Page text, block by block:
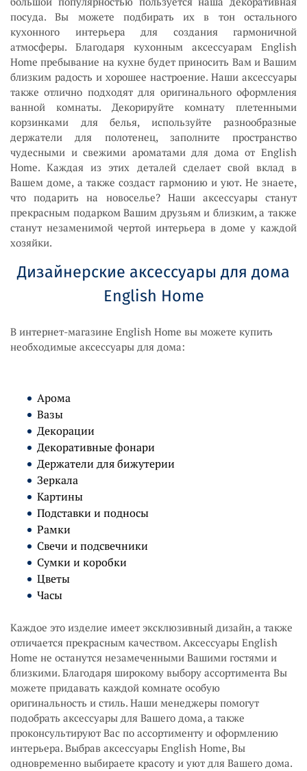
посуда. Вы можете подбирать их в тон остального
кухонного интерьера для создания гармоничной
атмосферы. Благодаря кухонным аксессуарам English
Home пребывание на кухне будет приносить Вам и Вашим
близким радость и хорошее настроение. Наши аксессуары
также отлично подходят для оригинального оформления
ванной комнаты. Декорируйте комнату плетенными
корзинками для белья, используйте разнообразные
держатели для полотенец, заполните пространство
чудесными и свежими ароматами для дома от English
Home. Каждая из этих деталей сделает свой вклад в
Вашем доме, а также создаст гармонию и уют. Не знаете,
что подарить на новоселье? Наши аксессуары станут
прекрасным подарком Вашим друзьям и близким, а также
станут незаменимой чертой интерьера в доме у каждой
хозяйки.
Дизайнерские аксессуары для дома
English Home
В интернет-магазине English Home вы можете купить
необходимые аксессуары для дома:
Арома
Вазы
Декорации
Декоративные фонари
Держатели для бижутерии
Зеркала
Картины
Подставки и подносы
Рамки
Свечи и подсвечники
Сумки и коробки
Цветы
Часы
Каждое это изделие имеет эксклюзивный дизайн, а также
отличается прекрасным качеством. Аксессуары English
Home не останутся незамеченными Вашими гостями и
близкими. Благодаря широкому выбору ассортимента Вы
можете придавать каждой комнате особую
оригинальность и стиль. Наши менеджеры помогут
подобрать аксессуары для Вашего дома, а также
проконсультируют Вас по ассортименту и оформлению
интерьера. Выбрав аксессуары English Home, Вы
одновременно выбираете красоту и уют для Вашего дома.